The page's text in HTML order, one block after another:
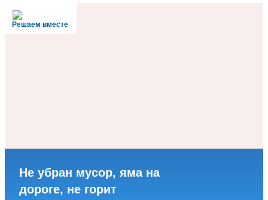
Решаем вместе
Не убран мусор, яма на
дороге, не горит